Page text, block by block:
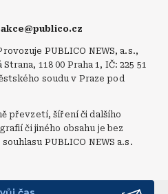
PUBLICO NEWS, a.s.,
118 00 Praha 1, IČ: 225 51
soudu v Praze pod
převzetí, šíření či dalšího
či jiného obsahu je bez
PUBLICO NEWS a.s.